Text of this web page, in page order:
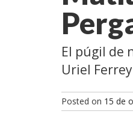
El púgil de
Uriel
Posted on 15 de